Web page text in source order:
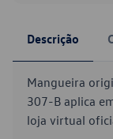
Descrição
Mangueira
307-B aplica
loja virtual